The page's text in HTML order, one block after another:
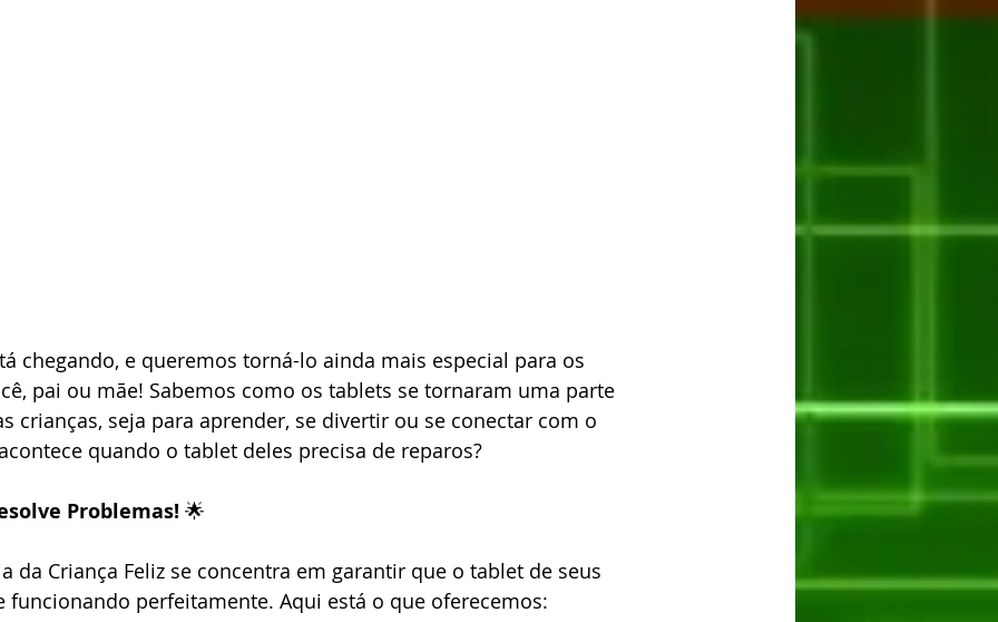
chegando, e queremos torná-lo ainda mais especial para os
pai ou mãe! Sabemos como os tablets se tornaram uma parte
crianças, seja para aprender, se divertir ou se conectar com o
quando o tablet deles precisa de reparos?
Problemas! 🌟
da Criança Feliz se concentra em garantir que o tablet de seus
funcionando perfeitamente. Aqui está o que oferecemos: